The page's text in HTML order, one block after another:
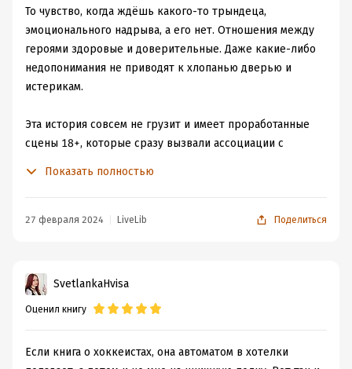
То чувство, когда ждёшь какого-то трындеца,
эмоционального надрыва, а его нет. Отношения между
героями здоровые и доверительные. Даже какие-либо
недопонимания не приводят к хлопанью дверью и
истерикам.
Эта история совсем не грузит и имеет проработанные
сцены 18+, которые сразу вызвали ассоциации с
следующей ситуации, когда второй раз в жизни видит
Оукли.
«Его голос чистый грех. Плавный и в то же время
Показать полностью
27 февраля 2024 LiveLib Поделиться
SvetlankaHvisa
Оценил книгу
Если книга о хоккеистах, она автоматом в хотелки